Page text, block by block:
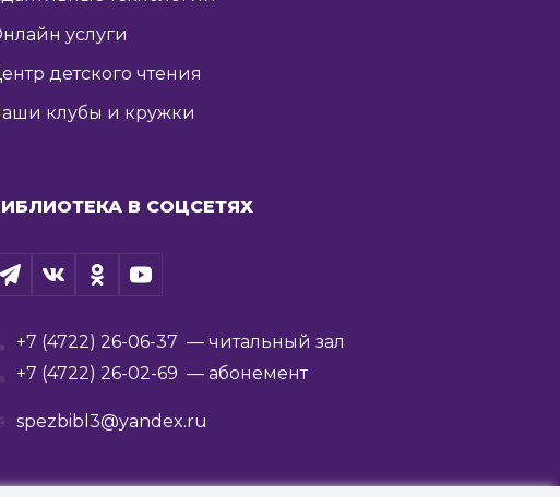
услуги
детского чтения
клубы и кружки
В СОЦСЕТЯХ
+7 (4722) 26-06-37 — читальный зал
+7 (4722) 26-02-69 — абонемент
spezbibl3@yandex.ru